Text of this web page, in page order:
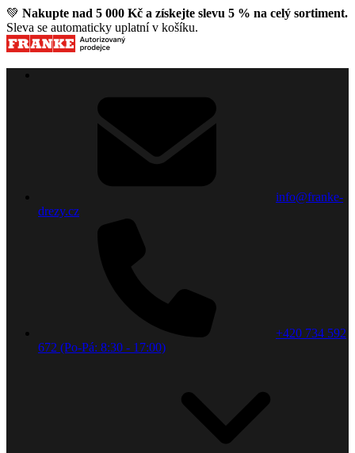
💚 Nakupte nad 5 000 Kč a získejte slevu 5 % na celý sortiment.
Sleva se automaticky uplatní v košíku.
info@franke-
drezy.cz
+420 734 592
672 (Po-Pá: 8:30 - 17:00)